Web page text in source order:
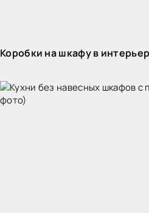
Коробки на шкафу в